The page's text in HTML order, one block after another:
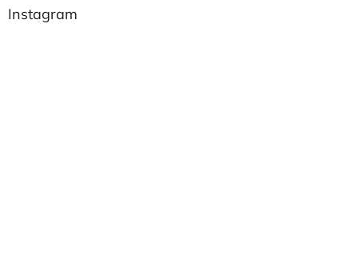
Instagram